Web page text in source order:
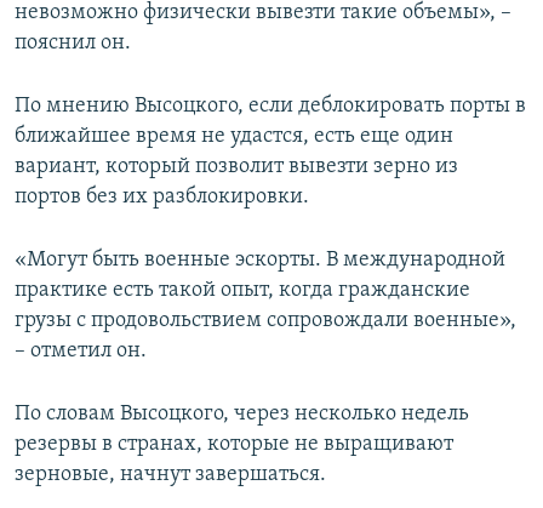
невозможно физически вывезти такие объемы», –
пояснил он.
По мнению Высоцкого, если деблокировать порты в
ближайшее время не удастся, есть еще один
вариант, который позволит вывезти зерно из
портов без их разблокировки.
«Могут быть военные эскорты. В международной
практике есть такой опыт, когда гражданские
грузы с продовольствием сопровождали военные»,
– отметил он.
По словам Высоцкого, через несколько недель
резервы в странах, которые не выращивают
зерновые, начнут завершаться.